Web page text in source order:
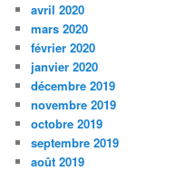
avril 2020
mars 2020
février 2020
janvier 2020
décembre 2019
novembre 2019
octobre 2019
septembre 2019
août 2019